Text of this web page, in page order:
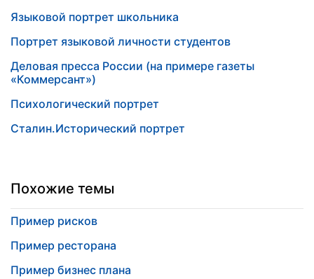
Языковой портрет школьника
Портрет языковой личности студентов
Деловая пресса России (на примере газеты
«Коммерсант»)
Психологический портрет
Сталин.Исторический портрет
Похожие темы
Пример рисков
Пример ресторана
Пример бизнес плана